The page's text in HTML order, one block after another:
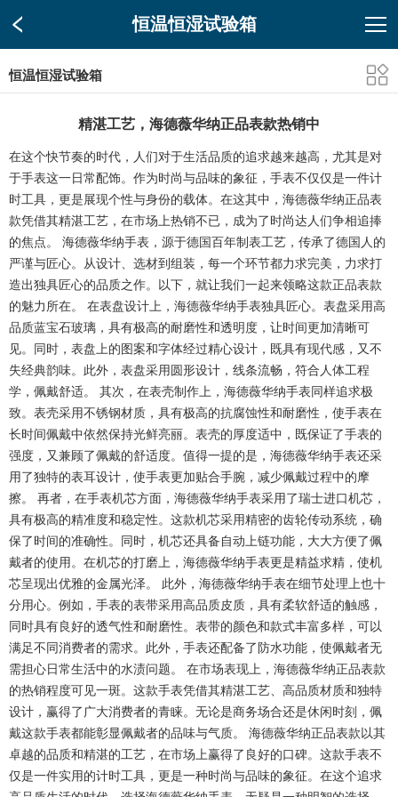
恒温恒湿试验箱
恒温恒湿试验箱
精湛工艺，海德薇华纳正品表款热销中
在这个快节奏的时代，人们对于生活品质的追求越来越高，尤其是对
于手表这一日常配饰。作为时尚与品味的象征，手表不仅仅是一件计
时工具，更是展现个性与身份的载体。在这其中，海德薇华纳正品表
款凭借其精湛工艺，在市场上热销不已，成为了时尚达人们争相追捧
的焦点。 海德薇华纳手表，源于德国百年制表工艺，传承了德国人的
严谨与匠心。从设计、选材到组装，每一个环节都力求完美，力求打
造出独具匠心的品质之作。以下，就让我们一起来领略这款正品表款
的魅力所在。 在表盘设计上，海德薇华纳手表独具匠心。表盘采用高
品质蓝宝石玻璃，具有极高的耐磨性和透明度，让时间更加清晰可
见。同时，表盘上的图案和字体经过精心设计，既具有现代感，又不
失经典韵味。此外，表盘采用圆形设计，线条流畅，符合人体工程
学，佩戴舒适。 其次，在表壳制作上，海德薇华纳手表同样追求极
致。表壳采用不锈钢材质，具有极高的抗腐蚀性和耐磨性，使手表在
长时间佩戴中依然保持光鲜亮丽。表壳的厚度适中，既保证了手表的
强度，又兼顾了佩戴的舒适度。值得一提的是，海德薇华纳手表还采
用了独特的表耳设计，使手表更加贴合手腕，减少佩戴过程中的摩
擦。 再者，在手表机芯方面，海德薇华纳手表采用了瑞士进口机芯，
具有极高的精准度和稳定性。这款机芯采用精密的齿轮传动系统，确
保了时间的准确性。同时，机芯还具备自动上链功能，大大方便了佩
戴者的使用。在机芯的打磨上，海德薇华纳手表更是精益求精，使机
芯呈现出优雅的金属光泽。 此外，海德薇华纳手表在细节处理上也十
分用心。例如，手表的表带采用高品质皮质，具有柔软舒适的触感，
同时具有良好的透气性和耐磨性。表带的颜色和款式丰富多样，可以
满足不同消费者的需求。此外，手表还配备了防水功能，使佩戴者无
需担心日常生活中的水渍问题。 在市场表现上，海德薇华纳正品表款
的热销程度可见一斑。这款手表凭借其精湛工艺、高品质材质和独特
设计，赢得了广大消费者的青睐。无论是商务场合还是休闲时刻，佩
戴这款手表都能彰显佩戴者的品味与气质。 海德薇华纳正品表款以其
卓越的品质和精湛的工艺，在市场上赢得了良好的口碑。这款手表不
仅是一件实用的计时工具，更是一种时尚与品味的象征。在这个追求